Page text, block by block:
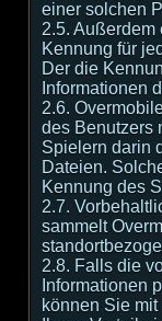
einer solchen
2.5.
Kennung für
Der die
Informationen
2.6.
des Benutzers
Spielern darin
Dateien.
Kennung des
2.7.
sammelt
2.8. Falls die
Informationen
können Sie